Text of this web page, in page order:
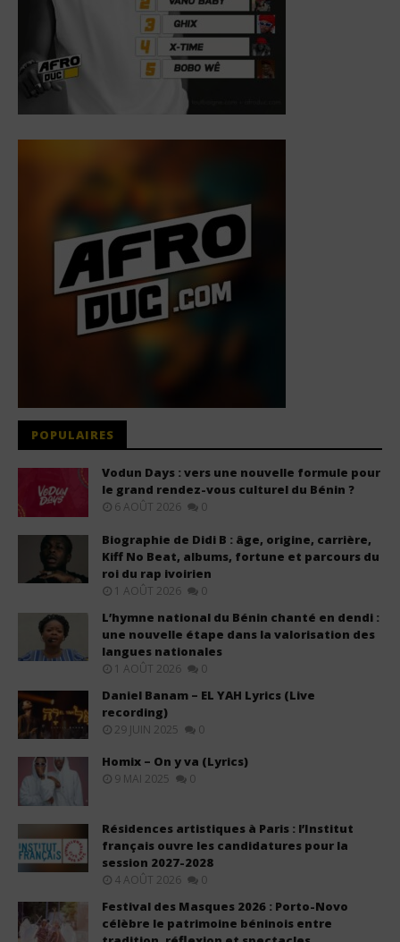
POPULAIRES
Vodun Days : vers une nouvelle formule pour
le grand rendez-vous culturel du Bénin ?
6 AOÛT 2026 0
Biographie de Didi B : âge, origine, carrière,
Kiff No Beat, albums, fortune et parcours du
roi du rap ivoirien
1 AOÛT 2026 0
L’hymne national du Bénin chanté en dendi :
une nouvelle étape dans la valorisation des
langues nationales
1 AOÛT 2026 0
Daniel Banam – EL YAH Lyrics (Live
recording)
29 JUIN 2025 0
Homix – On y va (Lyrics)
9 MAI 2025 0
Résidences artistiques à Paris : l’Institut
français ouvre les candidatures pour la
session 2027-2028
4 AOÛT 2026 0
Festival des Masques 2026 : Porto-Novo
célèbre le patrimoine béninois entre